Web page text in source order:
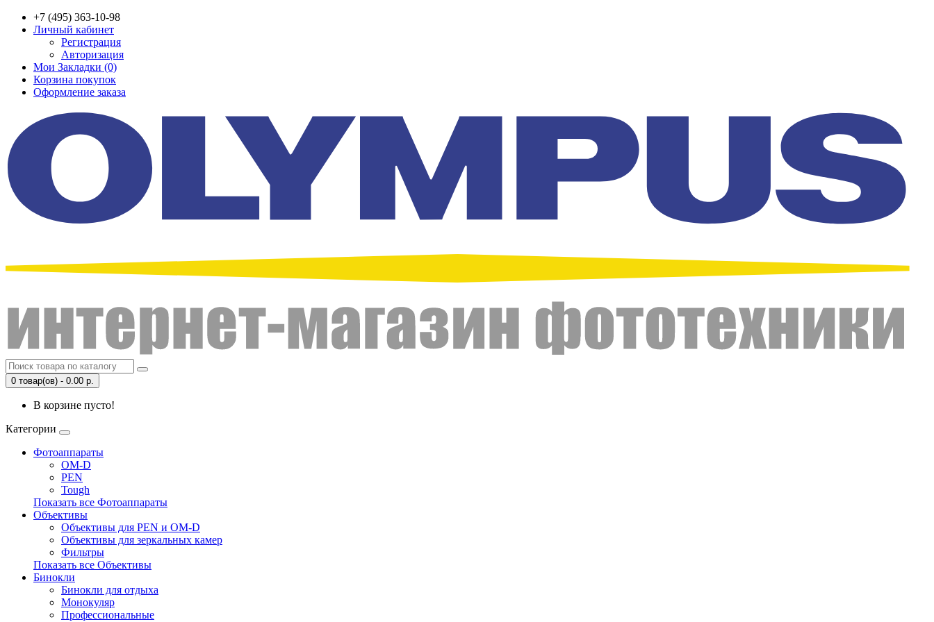
+7 (495) 363-10-98
Личный кабинет
Регистрация
Авторизация
Мои Закладки (0)
Корзина покупок
Оформление заказа
0 товар(ов) - 0.00 р.
В корзине пусто!
Категории
Фотоаппараты
OM-D
PEN
Tough
Показать все Фотоаппараты
Объективы
Объективы для PEN и OM-D
Объективы для зеркальных камер
Фильтры
Показать все Объективы
Бинокли
Бинокли для отдыха
Монокуляр
Профессиональные